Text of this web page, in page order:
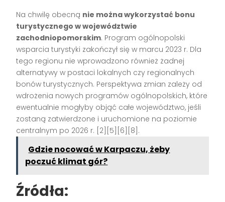
Na chwilę obecną nie można wykorzystać bonu
turystycznego w województwie
zachodniopomorskim. Program ogólnopolski
wsparcia turystyki zakończył się w marcu 2023 r. Dla
tego regionu nie wprowadzono również żadnej
alternatywy w postaci lokalnych czy regionalnych
bonów turystycznych. Perspektywa zmian zależy od
wdrożenia nowych programów ogólnopolskich, które
ewentualnie mogłyby objąć całe województwo, jeśli
zostaną zatwierdzone i uruchomione na poziomie
centralnym po 2026 r. [2][5][6][8] .
Gdzie nocować w Karpaczu, żeby
poczuć klimat gór?
Źródła: